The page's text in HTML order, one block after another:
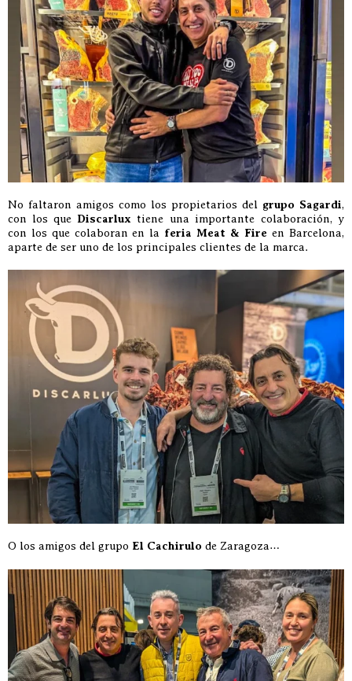
No faltaron amigos como los propietarios del grupo Sagardi,
con los que Discarlux tiene una importante colaboración, y
con los que colaboran en la feria Meat & Fire en Barcelona,
aparte de ser uno de los principales clientes de la marca.
O los amigos del grupo El Cachirulo de Zaragoza…